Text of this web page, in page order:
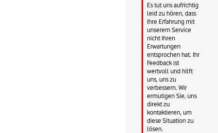
Es tut uns aufrichtig
leid zu hören, dass
Ihre Erfahrung mit
unserem Service
nicht Ihren
Erwartungen
entsprochen hat. Ihr
Feedback ist
wertvoll und hilft
uns, uns zu
verbessern. Wir
ermutigen Sie, uns
direkt zu
kontaktieren, um
diese Situation zu
lösen.